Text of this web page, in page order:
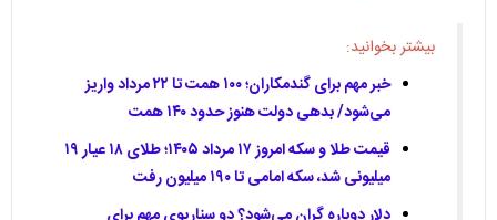
بیشتر بخوانید:
خبر مهم برای گندمکاران؛ ۱۰۰ همت تا ۲۲ مرداد واریز
می‌شود/ بدهی دولت هنوز حدود ۱۴۰ همت
قیمت طلا و سکه امروز ۱۷ مرداد ۱۴۰۵؛ طلای ۱۸ عیار ۱۹
میلیونی شد، سکه امامی تا ۱۹۰ میلیون رفت